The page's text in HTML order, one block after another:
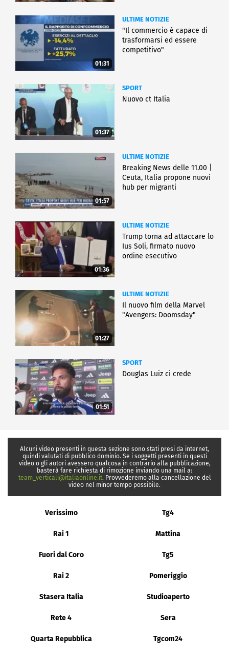
01:31
ULTIME NOTIZIE
"Il commercio è capace di
trasformarsi ed essere
competitivo"
01:37
SPORT
Nuovo ct Italia
01:57
ULTIME NOTIZIE
Breaking News delle 11.00 |
Ceuta, Italia propone nuovi
hub per migranti
01:36
ULTIME NOTIZIE
Trump torna ad attaccare lo
Ius Soli, firmato nuovo
ordine esecutivo
01:27
ULTIME NOTIZIE
Il nuovo film della Marvel
"Avengers: Doomsday"
01:51
SPORT
Douglas Luiz ci crede
Alcuni video presenti in questa sezione sono stati presi da internet,
quindi valutati di pubblico dominio. Se i soggetti presenti in questi
video o gli autori avessero qualcosa in contrario alla pubblicazione,
basterà fare richiesta di rimozione inviando una mail a:
team_verticali@italiaonline.it. Provvederemo alla cancellazione del
video nel minor tempo possibile.
Verissimo Tg4
Rai 1 Mattina
Fuori dal Coro Tg5
Rai 2 Pomeriggio
Stasera Italia Studioaperto
Rete 4 Sera
Quarta Repubblica Tgcom24